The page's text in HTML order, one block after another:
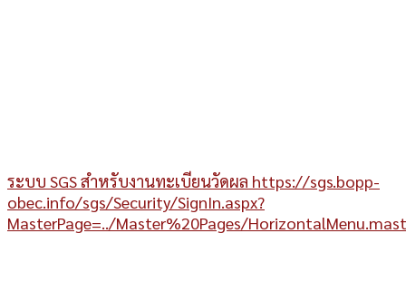
ระบบ SGS สำหรับงานทะเบียนวัดผล https://sgs.bopp-
obec.info/sgs/Security/SignIn.aspx?
MasterPage=../Master%20Pages/